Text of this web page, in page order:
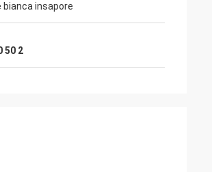
bianca insapore
50 2